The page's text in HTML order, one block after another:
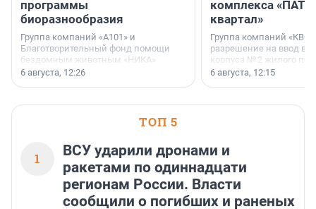
программы
биоразнообразия
Группа компаний «А101» и
Благотворительный фонд помощи
бездомным животным «НИКА»
заключили соглашение о
6 августа, 12:26
комплекса
квартал»
Группа компаний
разрешение на ввод в
корпуса № 2 жилого
Уютный квартал»,
6 августа, 12:15
ТОП 5
1
ВСУ ударили дронами и
ракетами по одиннадцати
регионам России. Власти
сообщили о погибших и раненых